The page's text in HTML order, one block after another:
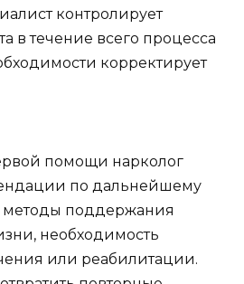
контролирует
в течение всего процесса
корректирует
помощи нарколог
по дальнейшему
поддержания
необходимость
или реабилитации.